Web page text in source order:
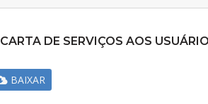
CARTA DE SERVIÇOS AOS
BAIXAR